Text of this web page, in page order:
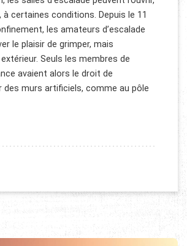
à certaines conditions. Depuis le 11
les amateurs d’escalade
le plaisir de grimper, mais
Seuls les membres de
avaient alors le droit de
des murs artificiels, comme au pôle
19: LES SALLES D’ESCALADE ONT ROUVERT